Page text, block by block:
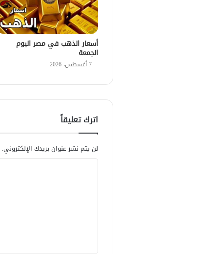
أسعار الذهب في مصر اليوم
الجمعة
7 أغسطس، 2026
اترك تعليقاً
لن يتم نشر عنوان بريدك الإلكتروني.